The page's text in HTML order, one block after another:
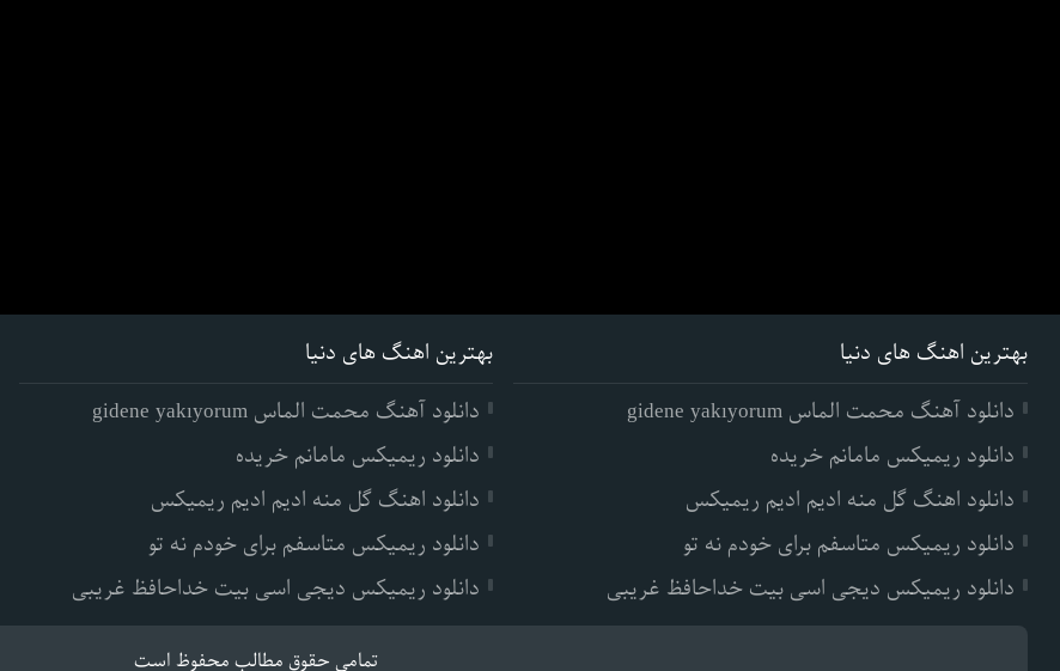
بهترین اهنگ های دنیا
دانلود آهنگ محمت الماس gidene yakıyorum
دانلود ریمیکس مامانم خریده
دانلود اهنگ گل منه ادیم ادیم ریمیکس
دانلود ریمیکس متاسفم برای خودم نه تو
دانلود ریمیکس دیجی اسی بیت خداحافظ غریبی
بهترین اهنگ های دنیا
دانلود آهنگ محمت الماس gidene yakıyorum
دانلود ریمیکس مامانم خریده
دانلود اهنگ گل منه ادیم ادیم ریمیکس
دانلود ریمیکس متاسفم برای خودم نه تو
دانلود ریمیکس دیجی اسی بیت خداحافظ غریبی
تمامی حقوق مطالب محفوظ است